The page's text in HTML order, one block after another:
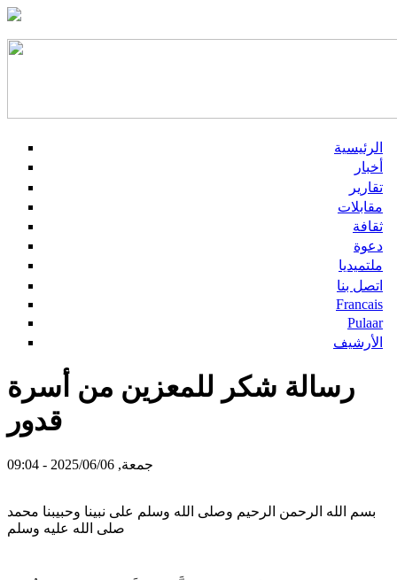
الرئيسية
أخبار
تقارير
مقابلات
ثقافة
دعوة
ملتميديا
اتصل بنا
Francais
Pulaar
الأرشيف
رسالة شكر للمعزين من أسرة
قدور
جمعة, 2025/06/06 - 09:04
بسم الله الرحمن الرحيم وصلى الله وسلم على نبينا وحبيبنا محمد